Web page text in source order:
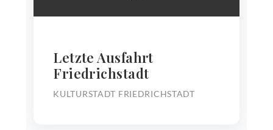
Letzte Ausfahrt
Friedrichstadt
KULTURSTADT FRIEDRICHSTADT